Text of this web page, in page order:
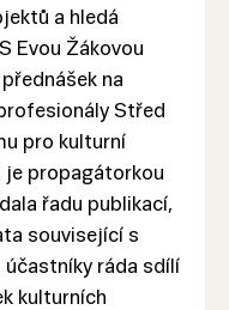
a hledá
Evou Žákovou
na
Střed
pro kulturní
je propagátorkou
řadu publikací,
související s
účastníky ráda sdílí
kulturních